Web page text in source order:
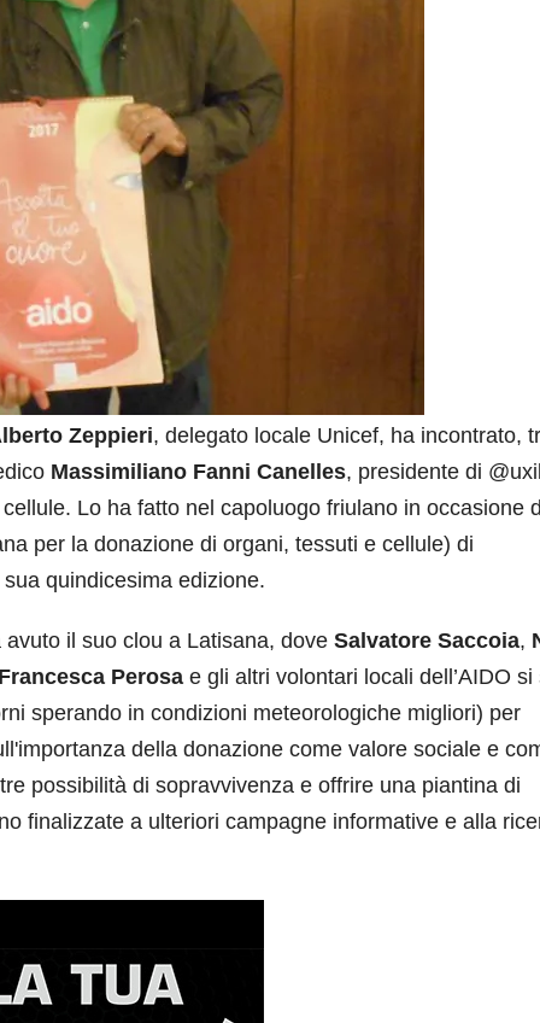
Zeppieri, delegato locale Unicef, ha incontrato,
Massimiliano Fanni Canelles, presidente di
Lo ha fatto nel capoluogo friulano in occasione
per la donazione di organi, tessuti e cellule) di
quindicesima edizione.
il suo clou a Latisana, dove Salvatore Saccoia,
Francesca Perosa e gli altri volontari locali dell’AIDO si
sperando in condizioni meteorologiche migliori) per
della donazione come valore sociale e
possibilità di sopravvivenza e offrire una piantina di
finalizzate a ulteriori campagne informative e alla